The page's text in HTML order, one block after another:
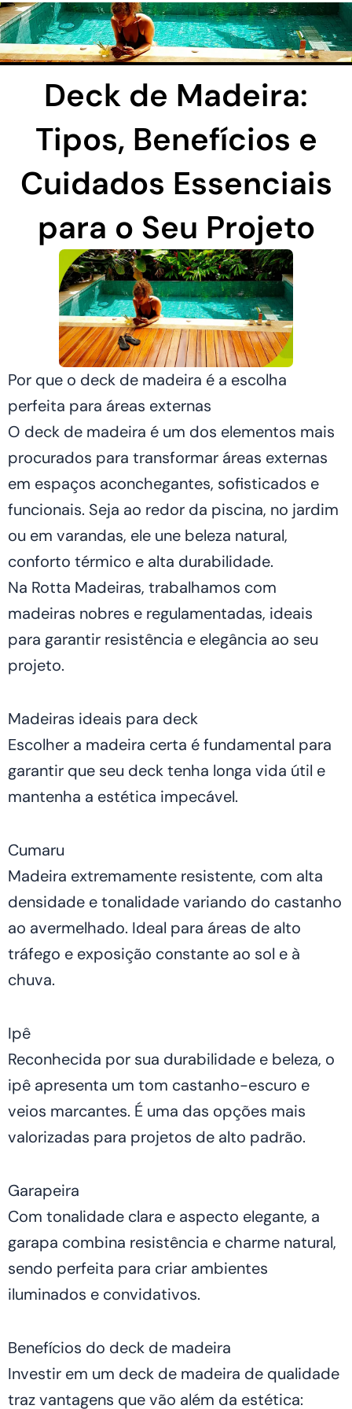
Ir
para
o
conteúdoDeck de Madeira:
Tipos, Benefícios e
Cuidados Essenciais
para o Seu Projeto
Por que o deck de madeira é a escolha
perfeita para áreas externas
O deck de madeira é um dos elementos mais
procurados para transformar áreas externas
em espaços aconchegantes, sofisticados e
funcionais. Seja ao redor da piscina, no jardim
ou em varandas, ele une beleza natural,
conforto térmico e alta durabilidade.
Na Rotta Madeiras, trabalhamos com
madeiras nobres e regulamentadas, ideais
para garantir resistência e elegância ao seu
projeto.
Madeiras ideais para deck
Escolher a madeira certa é fundamental para
garantir que seu deck tenha longa vida útil e
mantenha a estética impecável.
Cumaru
Madeira extremamente resistente, com alta
densidade e tonalidade variando do castanho
ao avermelhado. Ideal para áreas de alto
tráfego e exposição constante ao sol e à
chuva.
Ipê
Reconhecida por sua durabilidade e beleza, o
ipê apresenta um tom castanho-escuro e
veios marcantes. É uma das opções mais
valorizadas para projetos de alto padrão.
Garapeira
Com tonalidade clara e aspecto elegante, a
garapa combina resistência e charme natural,
sendo perfeita para criar ambientes
iluminados e convidativos.
Benefícios do deck de madeira
Investir em um deck de madeira de qualidade
traz vantagens que vão além da estética: